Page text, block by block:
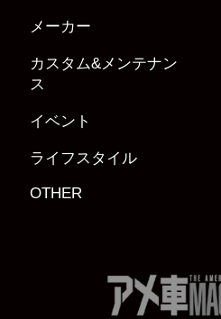
メーカー
カスタム&メンテナン
ス
イベント
ライフスタイル
OTHER